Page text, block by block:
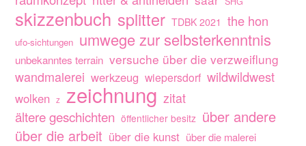
skizzenbuch splitter TDBK 2021 the hon
ufo-sichtungen umwege zur selbsterkenntnis
unbekanntes terrain versuche über die verzweiflung
wandmalerei werkzeug wiepersdorf wildwildwest
wolken z zeichnung zitat
ältere geschichten öffentlicher besitz über andere
über die arbeit über die kunst über die malerei